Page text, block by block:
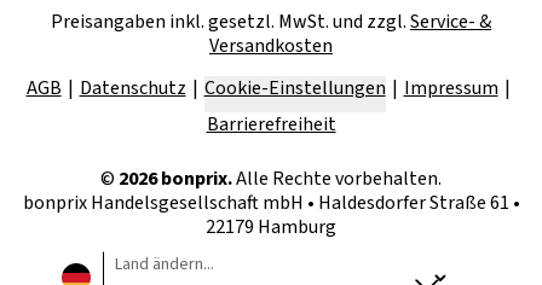
Preisangaben inkl. gesetzl. MwSt. und zzgl.Service- &
Versandkosten
AGB
Datenschutz Cookie-Einstellungen
Impressum
Barrierefreiheit
© 2026bonprix.Alle Rechte vorbehalten.
bonprix Handelsgesellschaft mbH • Haldesdorfer Straße 61 •
22179 Hamburg
Land ändern...